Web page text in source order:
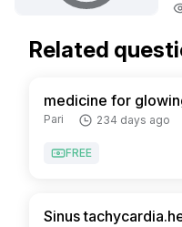
Related
medicine for
Pari 234 days ago
FREE
Sinus